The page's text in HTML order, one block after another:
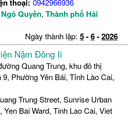
thoại: 0942966936
Quyền, Thành phố Hải
Ngày thành lập: 5-6-2026
Nậm Đông Ii
Quang Trung, khu đô thị
Phường Yên Bái, Tỉnh Lào Cai,
Trung Street, Sunrise Urban
Bai Ward, Tinh Lao Cai, Viet